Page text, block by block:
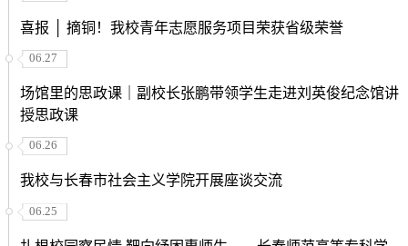
喜报 │ 摘铜！我校青年志愿服务项目荣获省级荣誉
06.27
场馆里的思政课｜副校长张鹏带领学生走进刘英俊纪念馆讲
授思政课
06.26
我校与长春市社会主义学院开展座谈交流
06.25